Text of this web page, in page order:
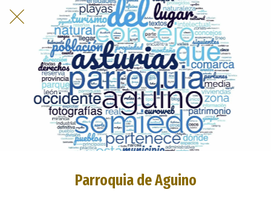
Parroquia de Aguino